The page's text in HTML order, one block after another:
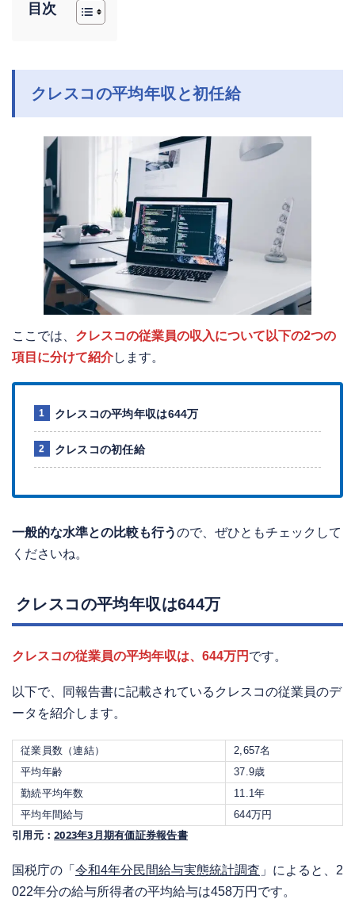
目次
クレスコの平均年収と初任給
ここでは、 クレスコの従業員の収入について以下の2つの
項目に分けて紹介します。
クレスコの平均年収は644万
クレスコの初任給
一般的な水準との比較も行うので、ぜひともチェックして
くださいね。
クレスコの平均年収は644万
クレスコの従業員の平均年収は、644万円 です。
以下で、同報告書に記載されているクレスコの従業員のデ
ータを紹介します。
従業員数（連結）
2,657名
平均年齢
37.9歳
勤続平均年数
11.1年
平均年間給与
644万円
引用元：2023年3月期有価証券報告書
国税庁の「 令和4年分民間給与実態統計調査 」によると、2
022年分の給与所得者の平均給与は458万円です。